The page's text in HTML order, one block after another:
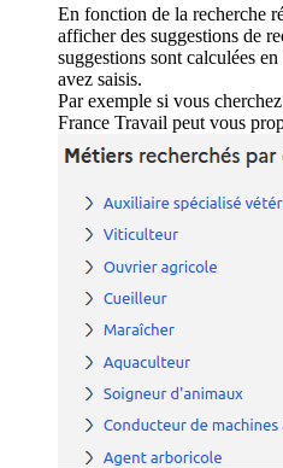
En fonction de la recherche
afficher des suggestions de
suggestions sont calculées
avez saisis.
Par exemple si vous
France Travail peut vous